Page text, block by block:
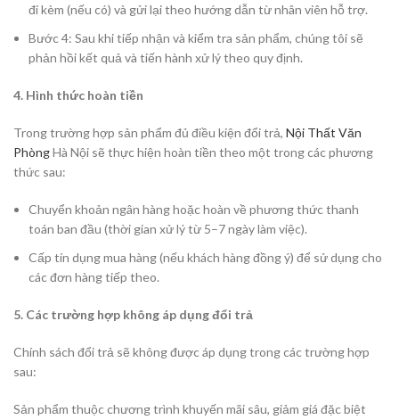
đi kèm (nếu có) và gửi lại theo hướng dẫn từ nhân viên hỗ trợ.
Bước 4: Sau khi tiếp nhận và kiểm tra sản phẩm, chúng tôi sẽ
phản hồi kết quả và tiến hành xử lý theo quy định.
4. Hình thức hoàn tiền
Trong trường hợp sản phẩm đủ điều kiện đổi trả, Nội Thất Văn
PhòngHà Nội sẽ thực hiện hoàn tiền theo một trong các phương
thức sau:
Chuyển khoản ngân hàng hoặc hoàn về phương thức thanh
toán ban đầu (thời gian xử lý từ 5–7 ngày làm việc).
Cấp tín dụng mua hàng (nếu khách hàng đồng ý) để sử dụng cho
các đơn hàng tiếp theo.
5. Các trường hợp không áp dụng đổi trả
Chính sách đổi trả sẽ không được áp dụng trong các trường hợp
sau:
Sản phẩm thuộc chương trình khuyến mãi sâu, giảm giá đặc biệt